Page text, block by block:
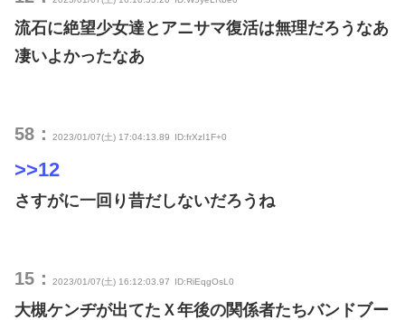
流石に絶望少女達とアニサマ復活は無理だろうなあ
凄いよかったなあ
58： 2023/01/07(土) 17:04:13.89 ID:frXzI1F+0
>>12
さすがに一回り昔だしないだろうね
15： 2023/01/07(土) 16:12:03.97 ID:RiEqgOsL0
大槻ケンヂが出てたＸ年後の関係者たちバンドブー